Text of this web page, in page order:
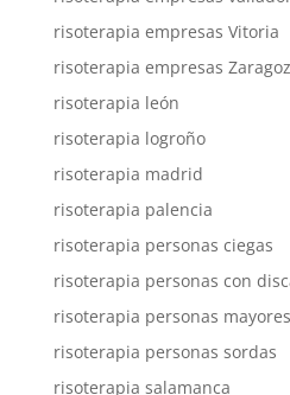
risoterapia empresas Vitoria
risoterapia empresas
risoterapia león
risoterapia logroño
risoterapia madrid
risoterapia palencia
risoterapia personas ciegas
risoterapia personas con
risoterapia personas mayores
risoterapia personas sordas
risoterapia salamanca